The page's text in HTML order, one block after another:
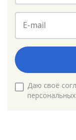
E-mail
Даю своё